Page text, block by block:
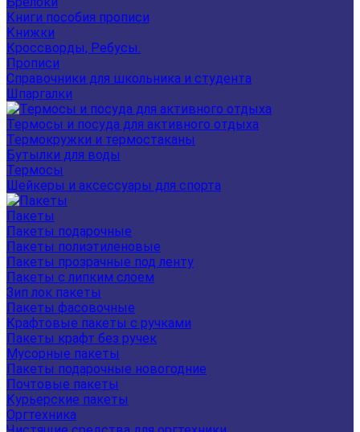
Книги пособия прописи
Книжки
Кроссворды, Ребусы.
Прописи
Справочники для школьника и студента
Шпаргалки
Термосы и посуда для активного отдыха
Термокружки и термостаканы
Бутылки для воды
Термосы
Шейкеры и аксессуары для спорта
Пакеты
Пакеты подарочные
Пакеты полиэтиленовые
Пакеты прозрачные под ленту
Пакеты с липким слоем
Зип лок пакеты
Пакеты фасовочные
Крафтовые пакеты с ручками
Пакеты крафт без ручек
Мусорные пакеты
Пакеты подарочные новогодние
Почтовые пакеты
Курьерские пакеты
Оргтехника